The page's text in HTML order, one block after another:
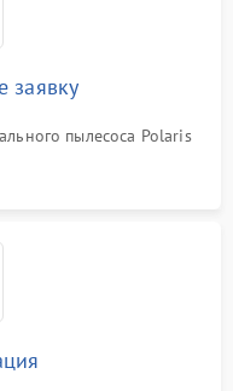
заявку
пылесоса Polaris